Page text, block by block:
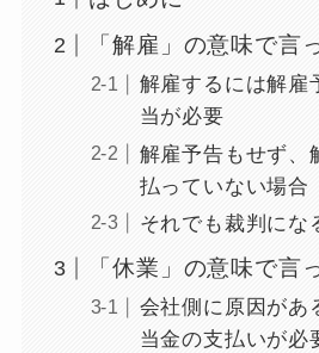
「解雇」の意味で言
解雇するには解雇
当が必要
解雇予告もせず、
払っていない場合
それでも裁判にな
「休業」の意味で言
会社側に原因があ
当金の支払いが必